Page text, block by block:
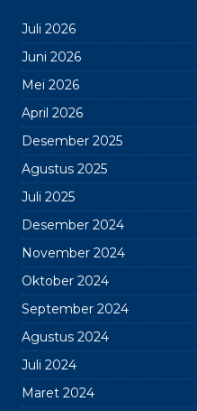
Juli 2026
Juni 2026
Mei 2026
April 2026
Desember 2025
Agustus 2025
Juli 2025
Desember 2024
November 2024
Oktober 2024
September 2024
Agustus 2024
Juli 2024
Maret 2024